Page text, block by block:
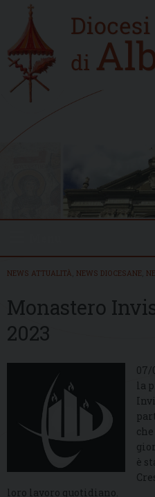
content
Home
new
NEWS ATTUALITÀ NEWS DIOCESANE
Monastero
2023
07/
la
è
loro lavoro quotidiano.